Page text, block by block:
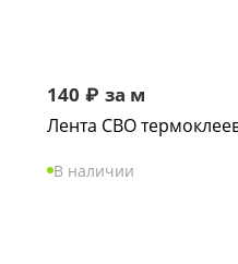
140 ₽ за м
Лента СВО
В наличии